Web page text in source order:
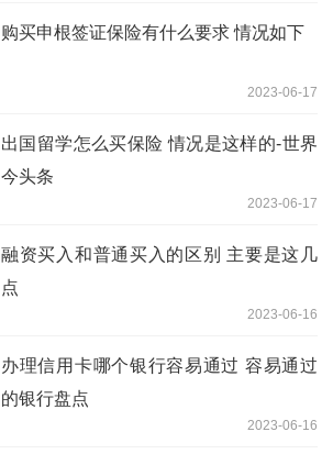
购买申根签证保险有什么要求 情况如下
2023-06-17
出国留学怎么买保险 情况是这样的-世界
今头条
2023-06-17
融资买入和普通买入的区别 主要是这几
点
2023-06-16
办理信用卡哪个银行容易通过 容易通过
的银行盘点
2023-06-16